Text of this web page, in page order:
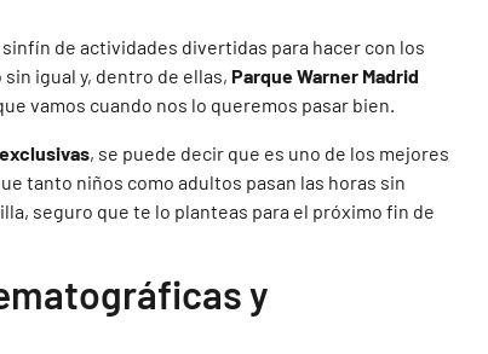
de actividades divertidas para hacer con los
igual y, dentro de ellas, Parque Warner Madrid
vamos cuando nos lo queremos pasar bien.
, se puede decir que es uno de los mejores
tanto niños como adultos pasan las horas sin
seguro que te lo planteas para el próximo fin de
y